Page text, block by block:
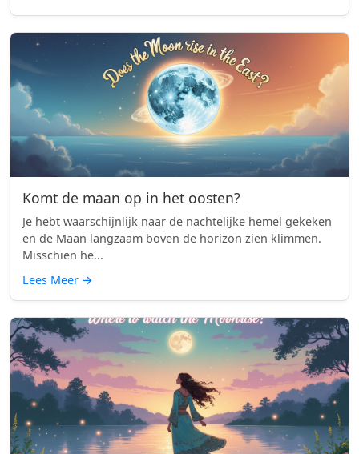
Komt de maan op in het oosten?
Je hebt waarschijnlijk naar de nachtelijke hemel gekeken
en de Maan langzaam boven de horizon zien klimmen.
Misschien he...
Lees Meer →